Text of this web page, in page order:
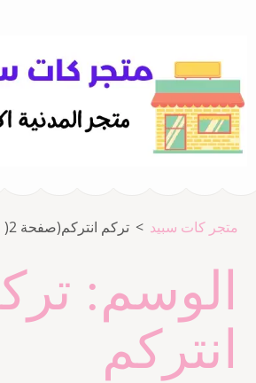
المحتوى
(اضغط
Enter)
متجر كات سبيد > تركم انتركم(صفحة 2(
الوسم:
انتركم